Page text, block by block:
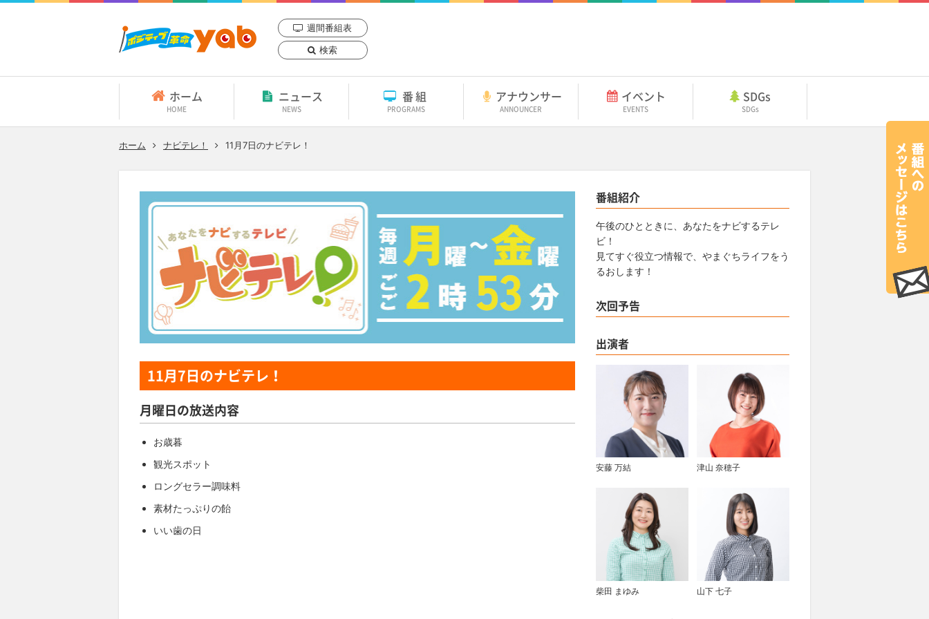
週間番組表
検索
ホーム
HOME
ニュース
NEWS
番組
PROGRAMS
アナウンサー
ANNOUNCER
イベント
EVENTS
SDGs
SDGs
ホーム ナビテレ！ 11月7日のナビテレ！
11月7日のナビテレ！
月曜日の放送内容
お歳暮
観光スポット
ロングセラー調味料
素材たっぷりの飴
いい歯の日
番組紹介
午後のひとときに、あなたをナビするテレ
ビ！
見てすぐ役立つ情報で、やまぐちライフをう
るおします！
次回予告
出演者
安藤 万結 津山 奈穂子
柴田 まゆみ 山下 七子